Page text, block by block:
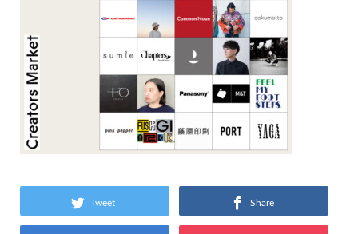
Tweet Share